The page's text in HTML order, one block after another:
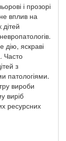
і прозорі
вплив на
яскраві
Часто
з
патологіями.
вироби
виріб
ресурсних